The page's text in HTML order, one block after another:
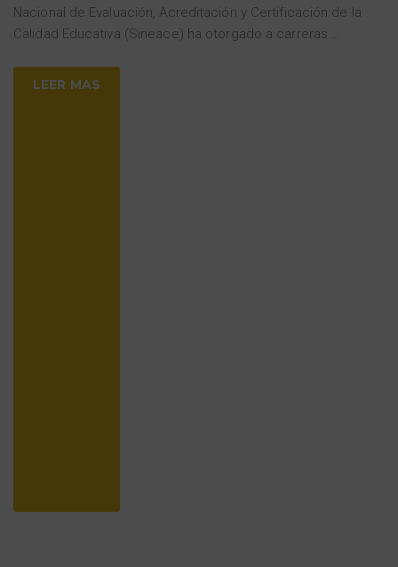
Nacional de Evaluación, Acreditación y Certificación de la
Calidad Educativa (Sineace) ha otorgado a carreras
LEER MAS